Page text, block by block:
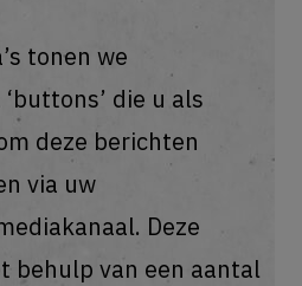
tonen we
die u als
deze berichten
via uw
Deze
behulp van een aantal